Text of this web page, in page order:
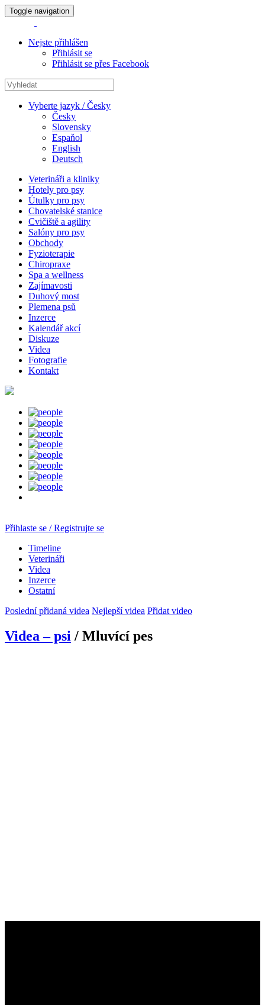
Toggle navigation
Nejste přihlášen
Přihlásit se
Přihlásit se přes Facebook
Vyberte jazyk / Česky
Česky
Slovensky
Espaňol
English
Deutsch
Veterináři a kliniky
Hotely pro psy
Útulky pro psy
Chovatelské stanice
Cvičiště a agility
Salóny pro psy
Obchody
Fyzioterapie
Chiropraxe
Spa a wellness
Zajímavosti
Duhový most
Plemena psů
Inzerce
Kalendář akcí
Diskuze
Videa
Fotografie
Kontakt
Přihlaste se / Registrujte se
Timeline
Veterináři
Videa
Inzerce
Ostatní
Poslední přidaná videa Nejlepší videa Přidat video
Videa – psi / Mluvící pes